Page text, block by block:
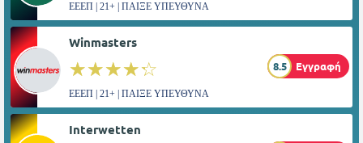
ΕΕΕΠ | 21+ | ΠΑΙΞΕ ΥΠΕΥΘΥΝΑ
Winmasters
☆☆☆☆☆
★★★★★ 8.5 Εγγραφή
ΕΕΕΠ | 21+ | ΠΑΙΞΕ ΥΠΕΥΘΥΝΑ
Interwetten